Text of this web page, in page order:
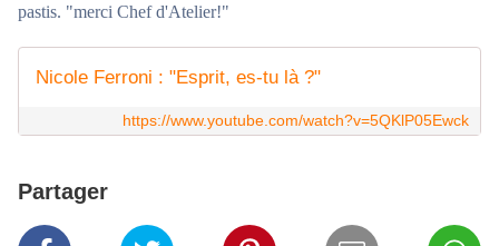
pastis. "merci Chef d'Atelier!"
Nicole Ferroni : "Esprit, es-tu là ?"
https://www.youtube.com/watch?v=5QKlP05Ewck
Partager